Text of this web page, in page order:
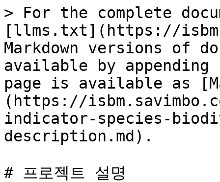
> For the complete
[llms.txt](https://
Markdown versions of
available by
page is available as
(https://
indicator-species-
description.md).
# 프로젝트 설명